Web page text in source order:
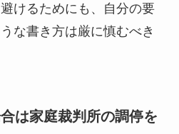
けるためにも、自分の要
な書き方は厳に慎むべき
は家庭裁判所の調停を